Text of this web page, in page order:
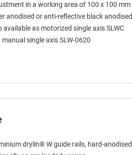
in a working area of 100 x 100 mm
anodised or anti-reflective black anodised
available as motorized single axis SLWC
manual single axis SLW-0620
drylin® W guide rails, hard-anodised